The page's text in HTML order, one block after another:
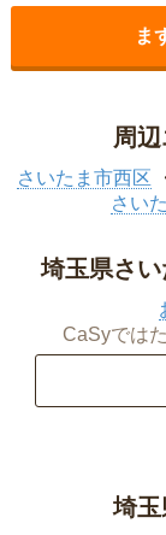
ま
周
さいたま市西区
さい
埼玉県さ
CaSyでは
埼